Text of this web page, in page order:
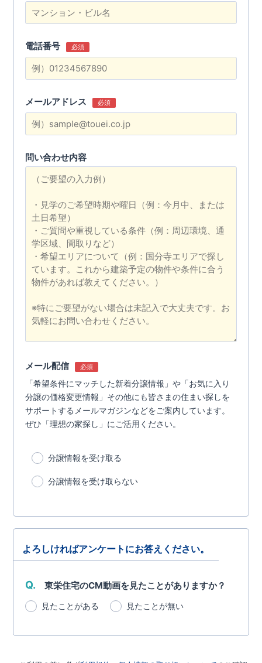
電話番号 必須
メールアドレス 必須
問い合わせ内容
メール配信 必須
「希望条件にマッチした新着分譲情報」や「お気に入り
分譲の価格変更情報」その他にも皆さまの住まい探しを
サポートするメールマガジンなどをご案内しています。
ぜひ「理想の家探し」にご活用ください。
分譲情報を受け取る
分譲情報を受け取らない
よろしければアンケートにお答えください。
Q. 東栄住宅のCM動画を見たことがありますか？
見たことがある 見たことが無い